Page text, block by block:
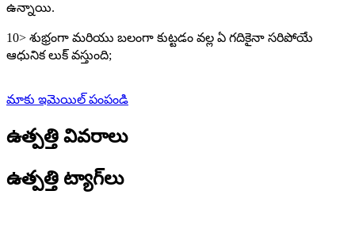
ఉన్నాయి.
10> శుభ్రంగా మరియు బలంగా కుట్టడం వల్ల ఏ గదికైనా సరిపోయే
ఆధునిక లుక్ వస్తుంది;
మాకు ఇమెయిల్ పంపండి
ఉత్పత్తి వివరాలు
ఉత్పత్తి ట్యాగ్‌లు